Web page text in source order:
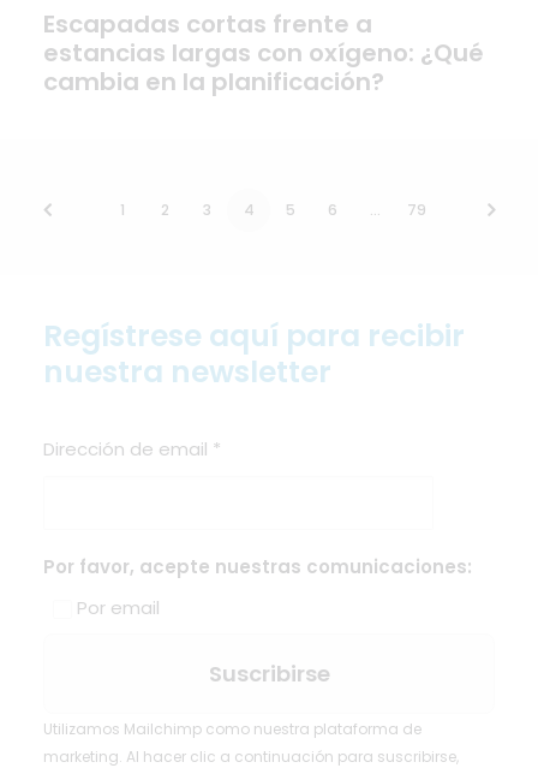
Escapadas cortas frente a
estancias largas con oxígeno: ¿Qué
cambia en la planificación?
1 2 3 4 5 6 … 79
Regístrese aquí para recibir
nuestra newsletter
Dirección de email *
Por favor, acepte nuestras comunicaciones:
Por email
Utilizamos Mailchimp como nuestra plataforma de
marketing. Al hacer clic a continuación para suscribirse,